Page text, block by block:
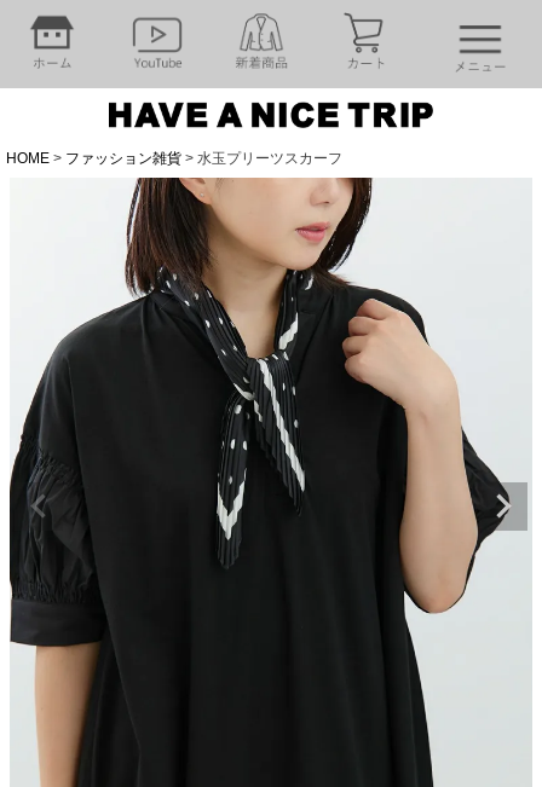
HOME ファッション雑貨 水玉プリーツスカーフ